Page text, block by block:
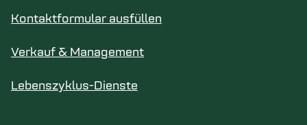
Kontaktformular ausfüllen
Verkauf & Management
Lebenszyklus-Dienste